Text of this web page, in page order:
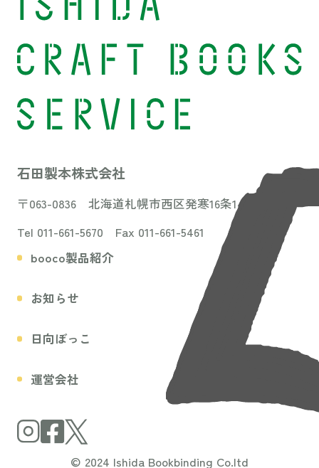
石田製本株式会社
〒063-0836 北海道札幌市西区発寒16条14丁目3-31
Tel 011-661-5670 Fax 011-661-5461
booco製品紹介
お知らせ
日向ぼっこ
運営会社
© 2024 Ishida Bookbinding Co.ltd